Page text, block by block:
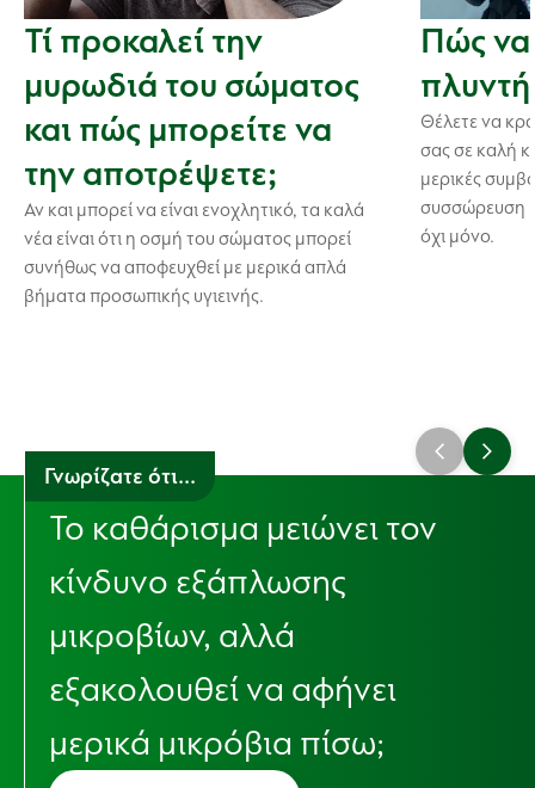
Τί προκαλεί την
μυρωδιά του σώματος
και πώς μπορείτε να
την αποτρέψετε;
Αν και μπορεί να είναι ενοχλητικό, τα καλά
νέα είναι ότι η οσμή του σώματος μπορεί
συνήθως να αποφευχθεί με μερικά απλά
βήματα προσωπικής υγιεινής.
Πώς να
Θέλετε να
σας σε καλή
μερικές
συσσώρευση
όχι μόνο.
Γνωρίζατε ότι...
Το καθάρισμα μειώνει τον
κίνδυνο εξάπλωσης
μικροβίων, αλλά
εξακολουθεί να αφήνει
μερικά μικρόβια πίσω;